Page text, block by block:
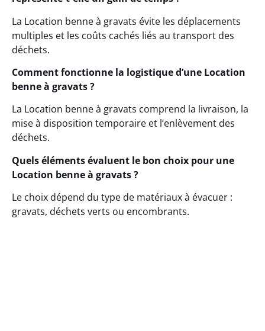
La Location benne à gravats évite les déplacements
multiples et les coûts cachés liés au transport des
déchets.
Comment fonctionne la logistique d’une Location
benne à gravats ?
La Location benne à gravats comprend la livraison, la
mise à disposition temporaire et l’enlèvement des
déchets.
Quels éléments évaluent le bon choix pour une
Location benne à gravats ?
Le choix dépend du type de matériaux à évacuer :
gravats, déchets verts ou encombrants.